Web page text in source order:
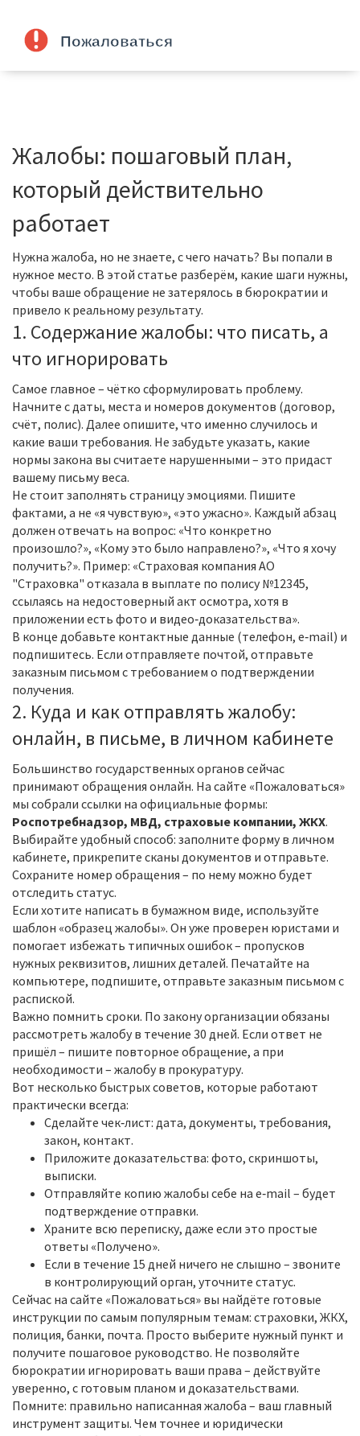
Жалобы: пошаговый план,
который действительно
работает
Нужна жалоба, но не знаете, с чего начать? Вы попали в
нужное место. В этой статье разберём, какие шаги нужны,
чтобы ваше обращение не затерялось в бюрократии и
привело к реальному результату.
1. Содержание жалобы: что писать, а
что игнорировать
Самое главное – чётко сформулировать проблему.
Начните с даты, места и номеров документов (договор,
счёт, полис). Далее опишите, что именно случилось и
какие ваши требования. Не забудьте указать, какие
нормы закона вы считаете нарушенными – это придаст
вашему письму веса.
Не стоит заполнять страницу эмоциями. Пишите
фактами, а не «я чувствую», «это ужасно». Каждый абзац
должен отвечать на вопрос: «Что конкретно
произошло?», «Кому это было направлено?», «Что я хочу
получить?». Пример: «Страховая компания АО
"Страховка" отказала в выплате по полису №12345,
ссылаясь на недостоверный акт осмотра, хотя в
приложении есть фото и видео‑доказательства».
В конце добавьте контактные данные (телефон, e‑mail) и
подпишитесь. Если отправляете почтой, отправьте
заказным письмом с требованием о подтверждении
получения.
2. Куда и как отправлять жалобу:
онлайн, в письме, в личном кабинете
Большинство государственных органов сейчас
принимают обращения онлайн. На сайте «Пожаловаться»
мы собрали ссылки на официальные формы:
Роспотребнадзор, МВД, страховые компании, ЖКХ.
Выбирайте удобный способ: заполните форму в личном
кабинете, прикрепите сканы документов и отправьте.
Сохраните номер обращения – по нему можно будет
отследить статус.
Если хотите написать в бумажном виде, используйте
шаблон «образец жалобы». Он уже проверен юристами и
помогает избежать типичных ошибок – пропусков
нужных реквизитов, лишних деталей. Печатайте на
компьютере, подпишите, отправьте заказным письмом с
распиской.
Важно помнить сроки. По закону организации обязаны
рассмотреть жалобу в течение 30 дней. Если ответ не
пришёл – пишите повторное обращение, а при
необходимости – жалобу в прокуратуру.
Вот несколько быстрых советов, которые работают
практически всегда:
Сделайте чек‑лист: дата, документы, требования,
закон, контакт.
Приложите доказательства: фото, скриншоты,
выписки.
Отправляйте копию жалобы себе на e‑mail – будет
подтверждение отправки.
Храните всю переписку, даже если это простые
ответы «Получено».
Если в течение 15 дней ничего не слышно – звоните
в контролирующий орган, уточните статус.
Сейчас на сайте «Пожаловаться» вы найдёте готовые
инструкции по самым популярным темам: страховки, ЖКХ,
полиция, банки, почта. Просто выберите нужный пункт и
получите пошаговое руководство. Не позволяйте
бюрократии игнорировать ваши права – действуйте
уверенно, с готовым планом и доказательствами.
Помните: правильно написанная жалоба – ваш главный
инструмент защиты. Чем точнее и юридически